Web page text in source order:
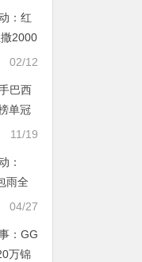
：红
2000
02/12
巴西
单冠
！
11/19
：
雨全
04/27
：GG
万锦